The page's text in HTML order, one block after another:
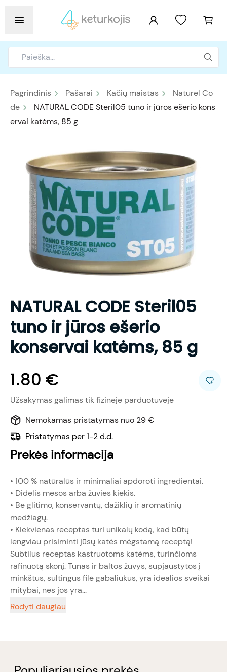
Pagrindinis Pašarai Kačių maistas
Naturel Co
de
NATURAL CODE Steril05 tuno ir jūros ešerio kons
ervai katėms, 85 g
NATURAL CODE Steril05
tuno ir jūros ešerio
konservai katėms, 85 g
1.80 €
Užsakymas galimas tik fizinėje parduotuvėje
Nemokamas pristatymas nuo 29 €
Pristatymas per 1-2 d.d.
Prekės informacija
• 100 % natūralūs ir minimaliai apdoroti ingredientai.
• Didelis mėsos arba žuvies kiekis.
• Be glitimo, konservantų, dažiklių ir aromatinių
medžiagų.
• Kiekvienas receptas turi unikalų kodą, kad būtų
lengviau prisiminti jūsų katės mėgstamą receptą!
Subtilus receptas kastruotoms katėms, turinčioms
rafinuotą skonį. Tunas ir baltos žuvys, supjaustytos į
minkštus, sultingus filė gabaliukus, yra idealios sveikai
mitybai, nes jos yra...
Rodyti daugiau